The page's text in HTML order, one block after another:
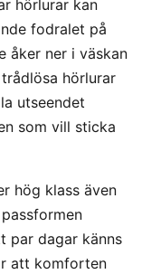
hörlurar kan
fodralet på
åker ner i väskan
hörlurar
utseendet
som vill sticka
hög klass även
par dagar känns
att komforten